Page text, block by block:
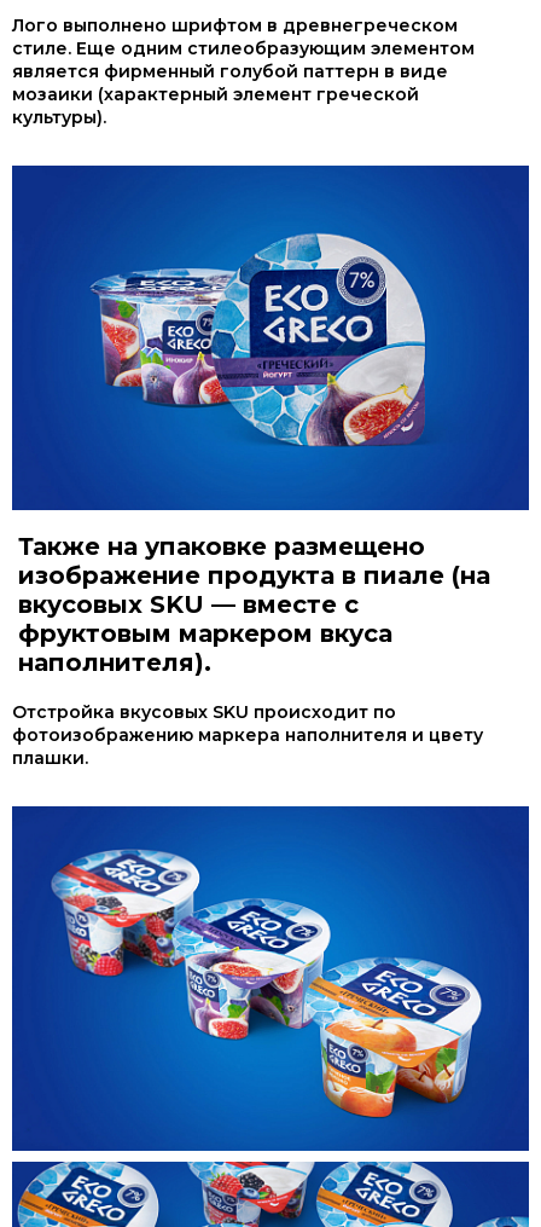
Лого выполнено шрифтом в древнегреческом
стиле. Еще одним стилеобразующим элементом
является фирменный голубой паттерн в виде
мозаики (характерный элемент греческой
культуры).
Также на упаковке размещено
изображение продукта в пиале (на
вкусовых SKU — вместе с
фруктовым маркером вкуса
наполнителя).
Отстройка вкусовых SKU происходит по
фотоизображению маркера наполнителя и цвету
плашки.